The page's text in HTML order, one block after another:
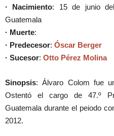
· Nacimiento: 15 de junio
Guatemala
· Muerte:
· Predecesor: Óscar Berger
· Sucesor: Otto Pérez Molina
Sinopsis: Álvaro Colom fue
Ostentó el cargo de 47.º
Guatemala durante el peiodo
2012.